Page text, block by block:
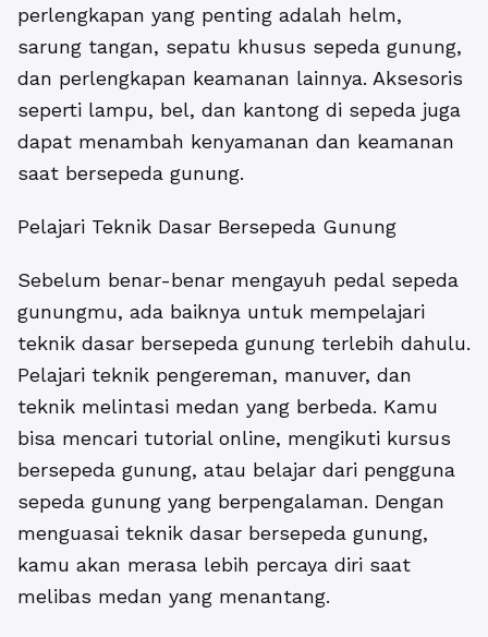
perlengkapan yang penting adalah helm,
sarung tangan, sepatu khusus sepeda gunung,
dan perlengkapan keamanan lainnya. Aksesoris
seperti lampu, bel, dan kantong di sepeda juga
dapat menambah kenyamanan dan keamanan
saat bersepeda gunung.
Pelajari Teknik Dasar Bersepeda Gunung
Sebelum benar-benar mengayuh pedal sepeda
gunungmu, ada baiknya untuk mempelajari
teknik dasar bersepeda gunung terlebih dahulu.
Pelajari teknik pengereman, manuver, dan
teknik melintasi medan yang berbeda. Kamu
bisa mencari tutorial online, mengikuti kursus
bersepeda gunung, atau belajar dari pengguna
sepeda gunung yang berpengalaman. Dengan
menguasai teknik dasar bersepeda gunung,
kamu akan merasa lebih percaya diri saat
melibas medan yang menantang.